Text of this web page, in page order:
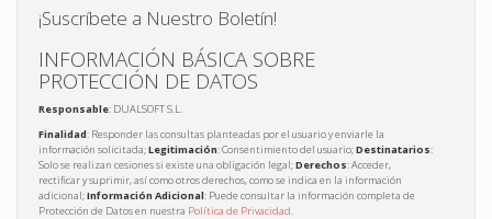
¡Suscríbete a Nuestro Boletín!
INFORMACIÓN BÁSICA SOBRE
PROTECCIÓN DE DATOS
Responsable: DUALSOFT S.L.
Finalidad: Responder las consultas planteadas por el usuario y enviarle la
información solicitada;Legitimación: Consentimiento del usuario;Destinatarios:
Solo se realizan cesiones si existe una obligación legal;Derechos: Acceder,
rectificar y suprimir, así como otros derechos, como se indica en la información
adicional;Información Adicional: Puede consultar la información completa de
Protección de Datos en nuestra Política de Privacidad.